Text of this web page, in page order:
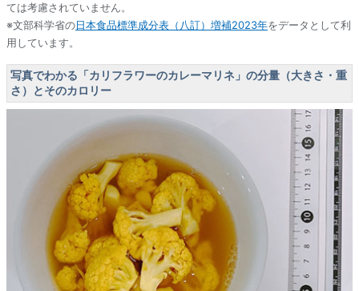
ては考慮されていません。
※文部科学省の日本食品標準成分表（八訂）増補2023年をデータとして利
用しています。
写真でわかる「カリフラワーのカレーマリネ」の分量（大きさ・重
さ）とそのカロリー